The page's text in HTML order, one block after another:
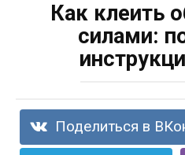
Как клеить
силами:
Поделиться в